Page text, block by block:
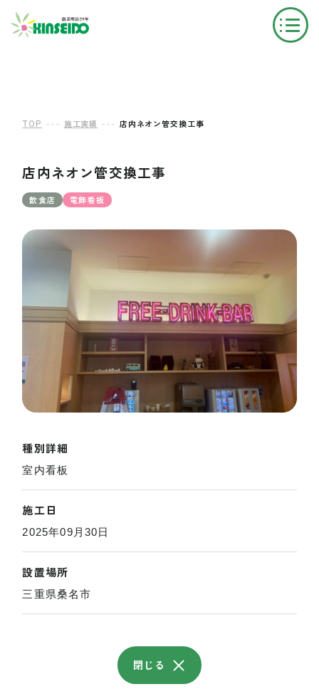
TOP --- 施工実績 --- 店内ネオン管交換工事
店内ネオン管交換工事
飲食店 電飾看板
種別詳細
室内看板
施工日
2025年09月30日
設置場所
三重県桑名市
閉じる